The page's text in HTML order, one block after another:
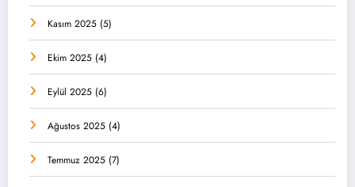
Kasım 2025 (5)
Ekim 2025 (4)
Eylül 2025 (6)
Ağustos 2025 (4)
Temmuz 2025 (7)